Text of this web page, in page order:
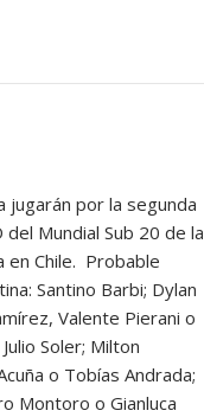
jugarán por la segunda
Mundial Sub 20 de la
en Chile. Probable
Santino Barbi; Dylan
Valente Pierani o
Soler; Milton
o Tobías Andrada;
Montoro o Gianluca